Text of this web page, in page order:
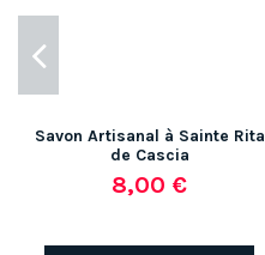
Savon Artisanal à Sainte Rita
de Cascia
8,00 €